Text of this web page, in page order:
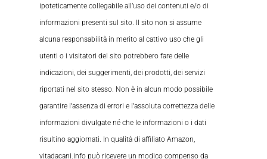
ipoteticamente collegabile all’uso dei contenuti e/o di
informazioni presenti sul sito. Il sito non si assume
alcuna responsabilità in merito al cattivo uso che gli
utenti o i visitatori del sito potrebbero fare delle
indicazioni, dei suggerimenti, dei prodotti, dei servizi
riportati nel sito stesso. Non è in alcun modo possibile
garantire l’assenza di errori e l’assoluta correttezza delle
informazioni divulgate né che le informazioni o i dati
risultino aggiornati. In qualità di affiliato Amazon,
vitadacani.info può ricevere un modico compenso da